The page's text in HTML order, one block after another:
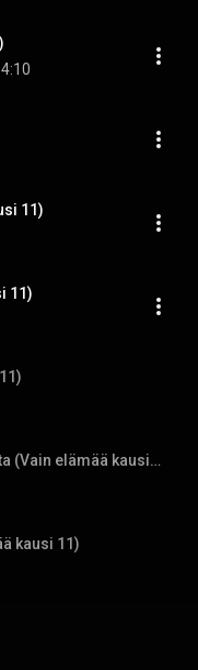
4:10
11)
11)
Lista hämäkkimiehen vihollisista (Vain elämää kausi 11)
kausi 11)